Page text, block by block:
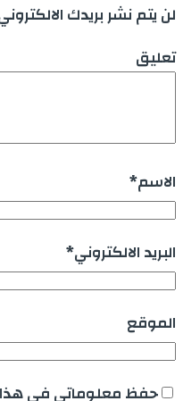
لن يتم نشر بريدك
تعليق
الاسم*
البريد الالكتروني*
الموقع
حفظ معلوماتي في